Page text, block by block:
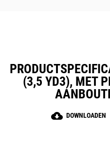
(3,5 YD3), MET
cloud_download DOWNLOADEN